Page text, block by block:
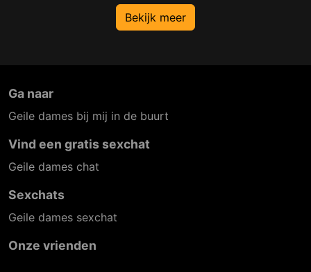
Bekijk meer
Ga naar
Geile dames bij mij in de buurt
Vind een gratis sexchat
Geile dames chat
Sexchats
Geile dames sexchat
Onze vrienden